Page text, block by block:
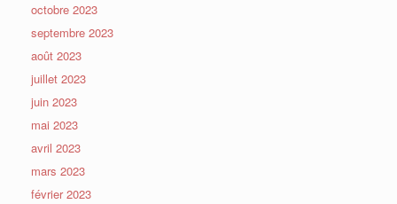
octobre 2023
septembre 2023
août 2023
juillet 2023
juin 2023
mai 2023
avril 2023
mars 2023
février 2023